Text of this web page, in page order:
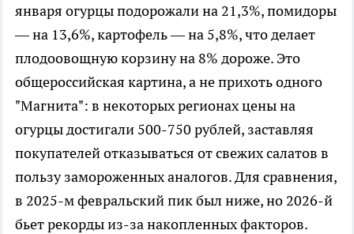
января огурцы подорожали на 21,3%, помидоры
— на 13,6%, картофель — на 5,8%, что делает
плодоовощную корзину на 8% дороже. Это
общероссийская картина, а не прихоть одного
"Магнита": в некоторых регионах цены на
огурцы достигали 500-750 рублей, заставляя
покупателей отказываться от свежих салатов в
пользу замороженных аналогов. Для сравнения,
в 2025-м февральский пик был ниже, но 2026-й
бьет рекорды из-за накопленных факторов.